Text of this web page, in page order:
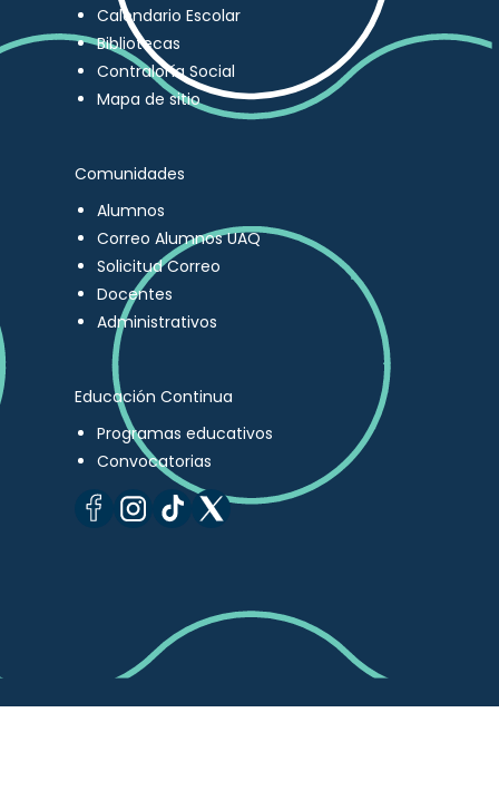
Calendario Escolar
Bibliotecas
Contraloría Social
Mapa de sitio
Comunidades
Alumnos
Correo Alumnos UAQ
Solicitud Correo
Docentes
Administrativos
Educación Continua
Programas educativos
Convocatorias